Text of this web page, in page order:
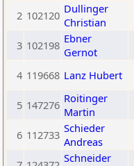
2 102120 Dullinger
Christian
3 102198 Ebner
Gernot
4 119668 Lanz Hubert
5 147276 Roitinger
Martin
6 112733 Schieder
Andreas
Schneider